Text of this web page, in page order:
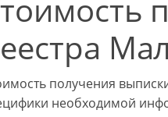
получения
необходимой